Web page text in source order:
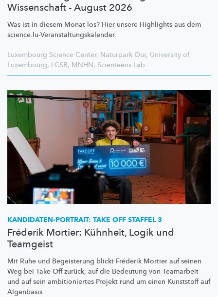
Wissenschaft - August 2026
Was ist in diesem Monat los? Hier unsere Highlights aus dem
science.lu-Veranstaltungskalender.
Luxembourg Science Center, Naturpark Our, University of
Luxembourg, LCSB, MNHN, Scienteens Lab
KANDIDATEN-PORTRAIT: TAKE OFF STAFFEL 3
Fréderik Mortier: Kühnheit, Logik und
Teamgeist
Mit Ruhe und Begeisterung blickt Fréderik Mortier auf seinen
Weg bei Take Off zurück, auf die Bedeutung von Teamarbeit
und auf sein ambitioniertes Projekt rund um einen Kunststoff auf
Algenbasis